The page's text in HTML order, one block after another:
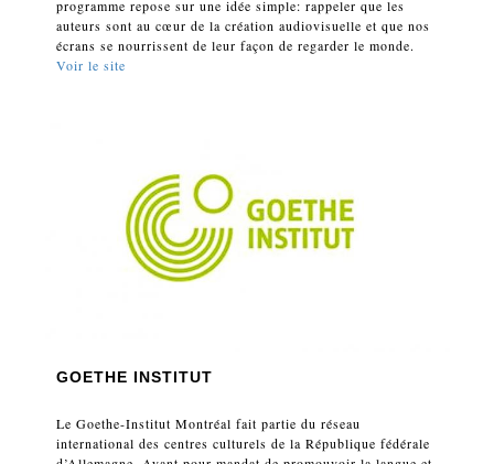
programme repose sur une idée simple: rappeler que les
auteurs sont au cœur de la création audiovisuelle et que nos
écrans se nourrissent de leur façon de regarder le monde.
Voir le site
GOETHE INSTITUT
Le Goethe-Institut Montréal fait partie du réseau
international des centres culturels de la République fédérale